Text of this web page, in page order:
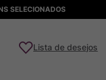
SELECIONADOS
Lista de desejos